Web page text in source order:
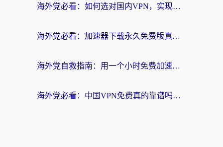
海外党必看：如何选对国内VPN，实现无缝访问国内资源？
海外党必看：加速器下载永久免费版真的存在吗？教你无缝访问国内资源的正确姿势
海外党自救指南：用一个小时免费加速器，轻松打破国内资源访问壁垒？
海外党必看：中国VPN免费真的靠谱吗？手把手教你选对回国加速器